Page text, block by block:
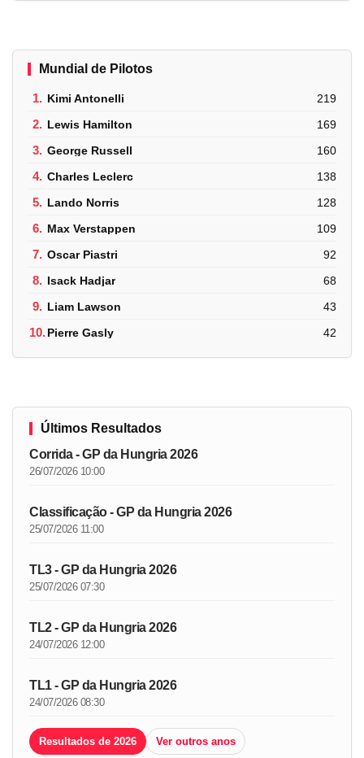
Mundial de Pilotos
1. Kimi Antonelli 219
2. Lewis Hamilton 169
3. George Russell 160
4. Charles Leclerc 138
5. Lando Norris 128
6. Max Verstappen 109
7. Oscar Piastri 92
8. Isack Hadjar 68
9. Liam Lawson 43
10.Pierre Gasly 42
Últimos Resultados
Corrida - GP da Hungria 2026
26/07/2026 10:00
Classificação - GP da Hungria 2026
25/07/2026 11:00
TL3 - GP da Hungria 2026
25/07/2026 07:30
TL2 - GP da Hungria 2026
24/07/2026 12:00
TL1 - GP da Hungria 2026
24/07/2026 08:30
Resultados de 2026 Ver outros anos